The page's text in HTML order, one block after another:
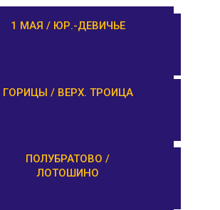
РАМЕШКИ / НИКОЛЬСКОЕ
ЗАВИДОВО /
НОВОЗАВИДОВО
РЕДКИНО / ГОРОДНЯ
1 МАЯ / ЮР.-ДЕВИЧЬЕ
ГОРИЦЫ / ВЕРХ. ТРОИЦА
ПОЛУБРАТОВО /
ЛОТОШИНО